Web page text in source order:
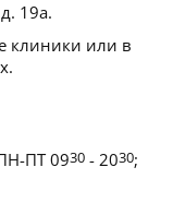
19а.
клиники или в
ПТ 0930 - 2030;